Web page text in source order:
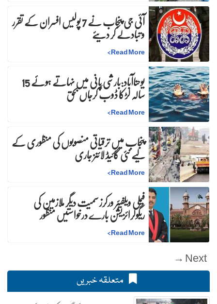
آئی جی پنجاب نے 7 پولیس افسران کے تقرر و تبادلے کر دیئے
Read More
>
یوحناآباد:بارشی پانی میں نہاتے ہوئے 15 سالہ لڑکا ڈوب کرجاں بحق
Read More
>
پنجاب میں ترقیاتی منصوبوں کی منظوری کے
لیے نئی گائیڈ لائنز جاری
Read More
>
فیملی ویلفیئر ورکرز سمیت دیگر ملازمین کی
ریگولرائزیشن بارے درخواستیں منظور
Read More
>
Next →
متعلقہ خبریں